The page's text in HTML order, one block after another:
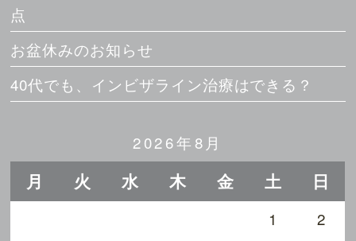
点
お盆休みのお知らせ
40代でも、インビザライン治療はできる？
2026年8月
月 火 水 木 金 土 日
1
2